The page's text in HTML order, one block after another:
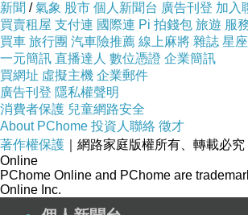
新聞 /氣象 股市 個人新聞台 廣告刊登 加入
買賣租屋 支付連 國際連 Pi 拍錢包 旅遊 服
買車 旅行團 汽車險推薦 線上麻將 雜誌 星
一元簡訊 直播達人 數位憑證 企業簡訊
買網址 虛擬主機 企業郵件
廣告刊登 隱私權聲明
消費者保護 兒童網路安全
About PChome 投資人聯絡 徵才
著作權保護 ｜網路家庭版權所有、轉載必究
Online
PChome Online and PChome are
Online Inc.